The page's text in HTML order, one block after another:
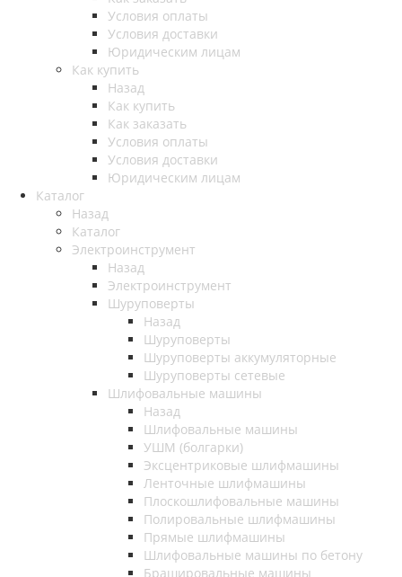
Условия оплаты
Условия доставки
Юридическим лицам
Как купить
Назад
Как купить
Как заказать
Условия оплаты
Условия доставки
Юридическим лицам
Каталог
Назад
Каталог
Электроинструмент
Назад
Электроинструмент
Шуруповерты
Назад
Шуруповерты
Шуруповерты аккумуляторные
Шуруповерты сетевые
Шлифовальные машины
Назад
Шлифовальные машины
УШМ (болгарки)
Эксцентриковые шлифмашины
Ленточные шлифмашины
Плоскошлифовальные машины
Полировальные шлифмашины
Прямые шлифмашины
Шлифовальные машины по бетону
Брашировальные машины